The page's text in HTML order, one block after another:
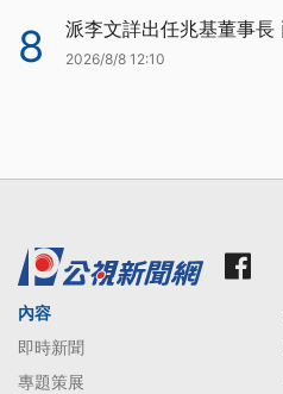
8 派李文詳出任兆基董事
2026/8/8 12:10
內容
即時新聞
專題策展